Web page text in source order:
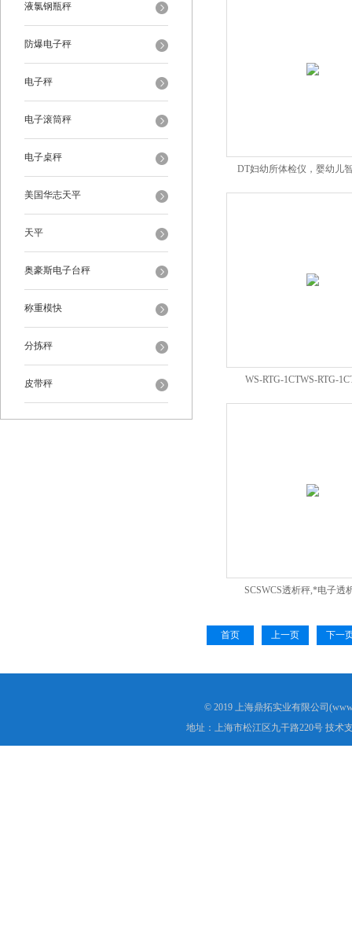
液氯钢瓶秤
防爆电子秤
电子秤
电子滚筒秤
电子桌秤
美国华志天平
天平
奥豪斯电子台秤
称重模快
分拣秤
皮带秤
DT妇幼所体检仪，婴幼儿
WS-RTG-1CTWS-RTG-
SCSWCS透析秤,*电子透
首页 上一页 下一
© 2019 上海鼎拓实业有限公司
地址：上海市松江区九干路220号 技术